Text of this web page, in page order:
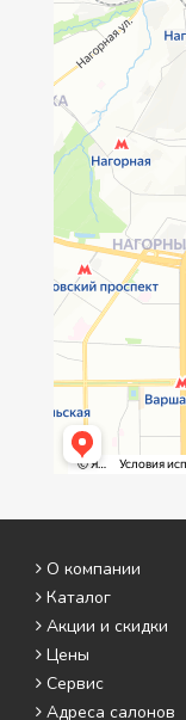
О компании
Каталог
Акции и скидки
Цены
Сервис
Адреса салонов